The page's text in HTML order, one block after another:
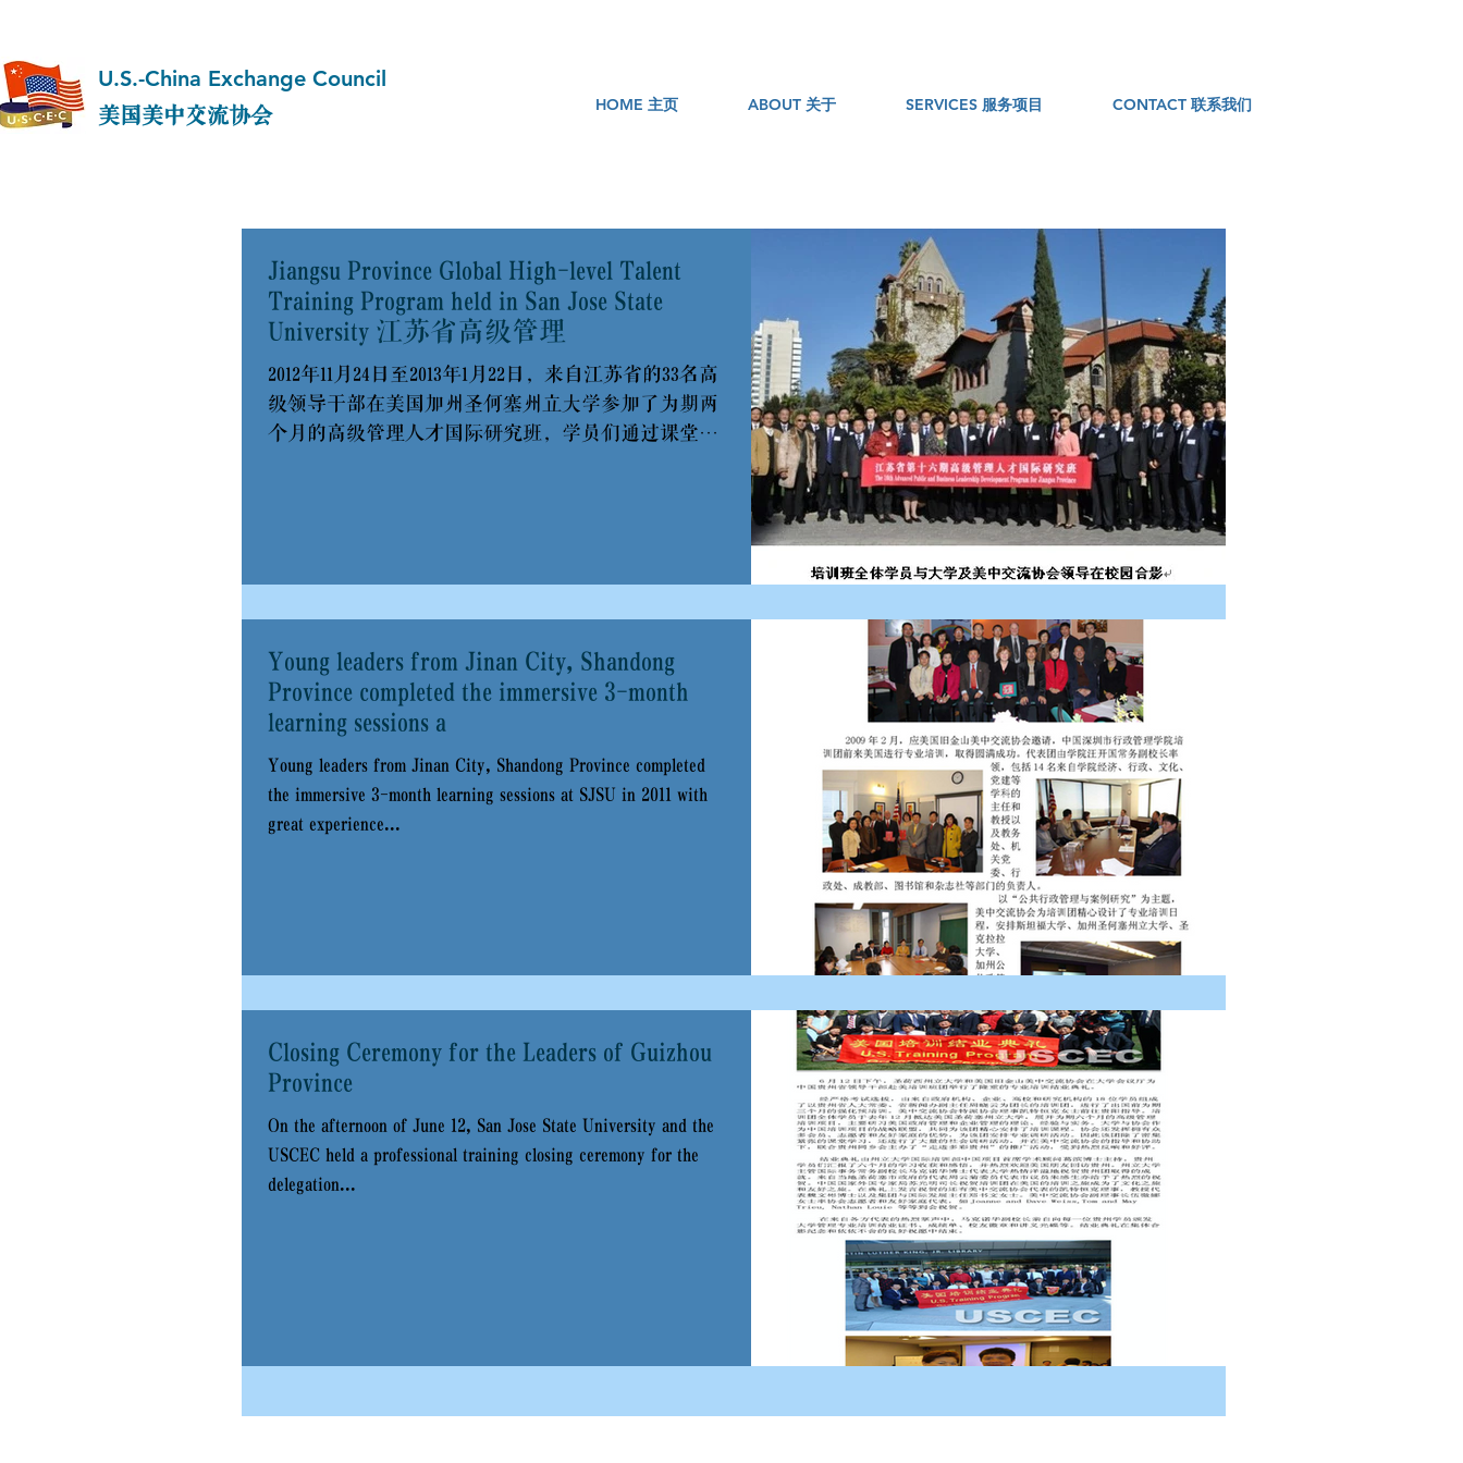
U.S.-China Exchange Council
美国美中交流协会 HOME 主页 ABOUT 关于 SERVICES 服务项目 CONTACT 联系我们
Jiangsu Province Global High-level Talent
Training Program held in San Jose State
University 江苏省高级管理
2012年11月24日至2013年1月22日，来自江苏省的33名高
级领导干部在美国加州圣何塞州立大学参加了为期两
个月的高级管理人才国际研究班，学员们通过课堂教
Young leaders from Jinan City, Shandong
Province completed the immersive 3-month
learning sessions a
Young leaders from Jinan City, Shandong Province completed
the immersive 3-month learning sessions at SJSU in 2011 with
great experience...
Closing Ceremony for the Leaders of Guizhou
Province
On the afternoon of June 12, San Jose State University and the
USCEC held a professional training closing ceremony for the
delegation...